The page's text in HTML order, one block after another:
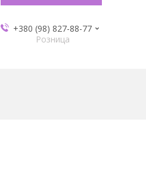
+380 (98) 827-88-77
Розница